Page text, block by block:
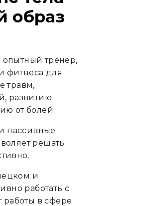
образ
тренер,
фитнеса для
травм,
развитию
от болей.
пассивные
решать
и
работать с
работы в сфере